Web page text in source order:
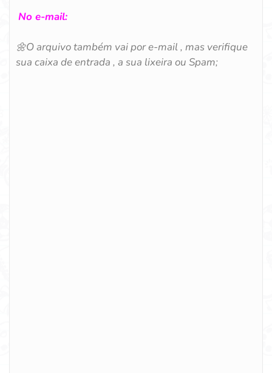
No e-mail:
🌼O arquivo também vai por e-mail , mas verifique
sua caixa de entrada , a sua lixeira ou Spam;